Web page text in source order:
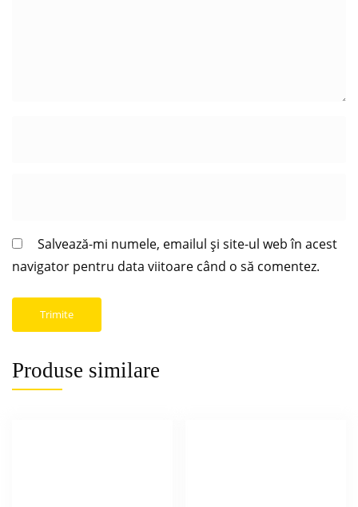
Salvează-mi numele, emailul și site-ul web în acest
navigator pentru data viitoare când o să comentez.
Produse similare